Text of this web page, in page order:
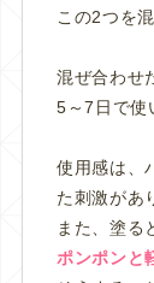
この2つを
混ぜ合わせ
5～7日で使
使用感は、
た刺激があ
また、塗る
ポンポンと